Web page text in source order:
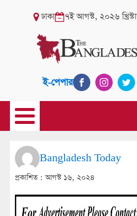
ঢাকা ৭ই আগস্ট, ২০২৬
ই-পেপার
Bangladesh Today
প্রকাশিত :আগস্ট ১৬, ২০২৪